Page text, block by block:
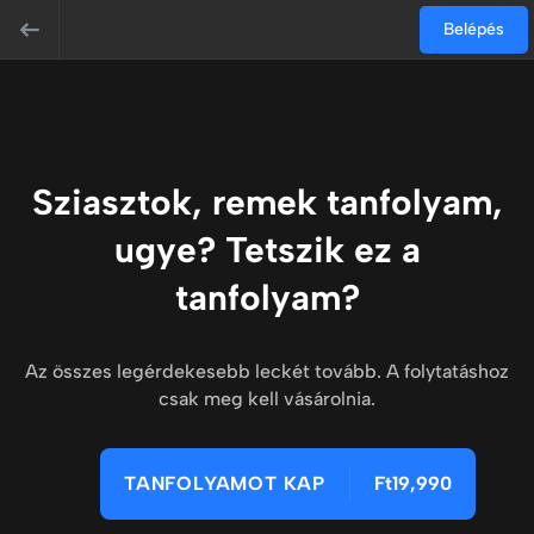
Belépés
Sziasztok, remek tanfolyam,
ugye? Tetszik ez a
tanfolyam?
Az összes legérdekesebb leckét tovább. A folytatáshoz
csak meg kell vásárolnia.
TANFOLYAMOT KAP Ft19,990